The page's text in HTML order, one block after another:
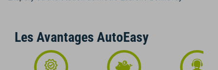
Les Avantages AutoEasy